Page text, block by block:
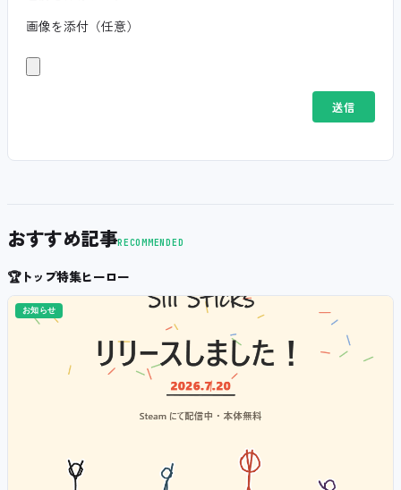
画像を添付（任意）
おすすめ記事RECOMMENDED
🏆トップ特集ヒーロー
お知らせ